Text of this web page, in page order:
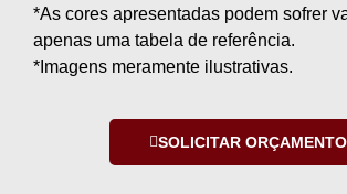
*As cores apresentadas podem sofrer
apenas uma tabela de referência.
*Imagens meramente ilustrativas.
SOLICITAR ORÇAMENTO